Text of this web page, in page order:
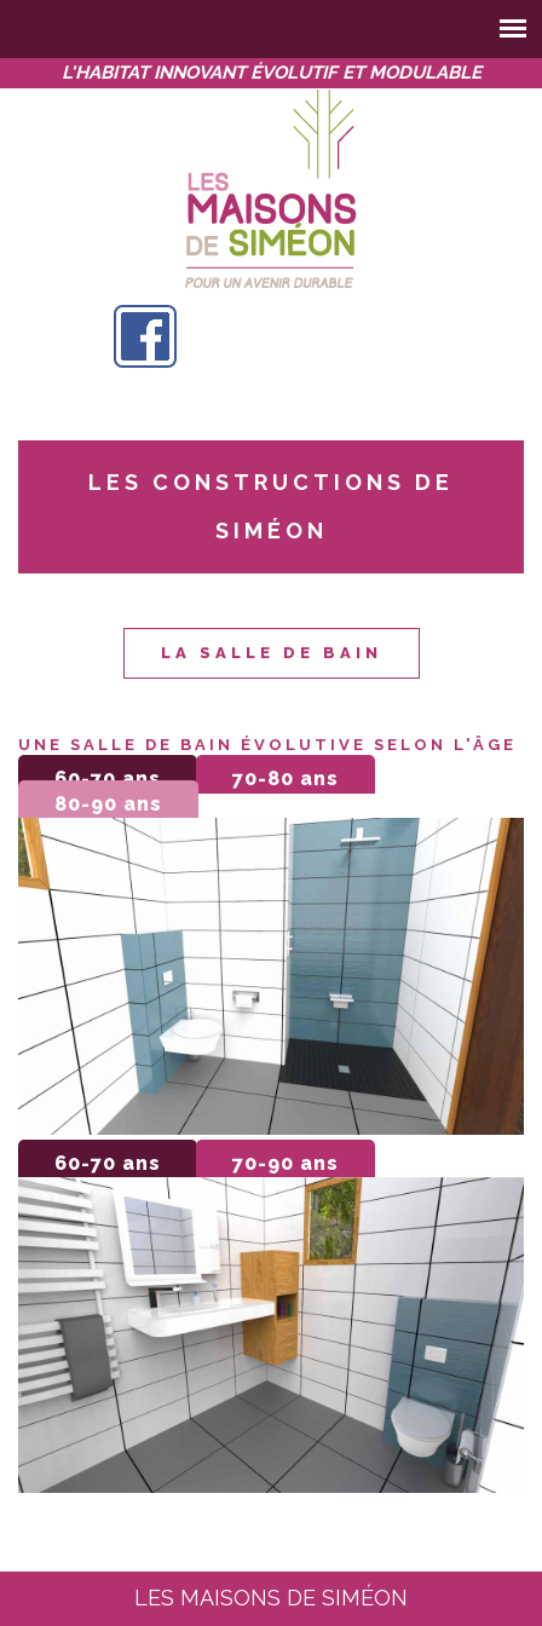
L'HABITAT INNOVANT ÉVOLUTIF ET MODULABLE
LES CONSTRUCTIONS DE
SIMÉON
LA SALLE DE BAIN
UNE SALLE DE BAIN ÉVOLUTIVE SELON L'ÂGE
60-70 ans
70-80 ans
80-90 ans
60-70 ans 70-90 ans
LES MAISONS DE SIMÉON